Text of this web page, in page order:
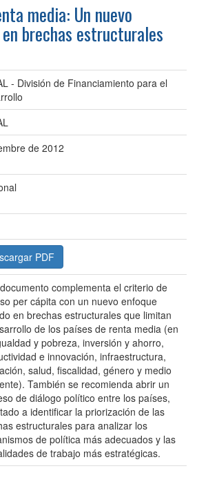
media: Un nuevo
brechas estructurales
- División de Financiamiento para el
de 2012
PDF
complementa el criterio de
per cápita con un nuevo enfoque
en brechas estructurales que limitan
de los países de renta media (en
y pobreza, inversión y ahorro,
e innovación, infraestructura,
salud, fiscalidad, género y medio
También se recomienda abrir un
de diálogo político entre los países,
a identificar la priorización de las
estructurales para analizar los
de política más adecuados y las
de trabajo más estratégicas.